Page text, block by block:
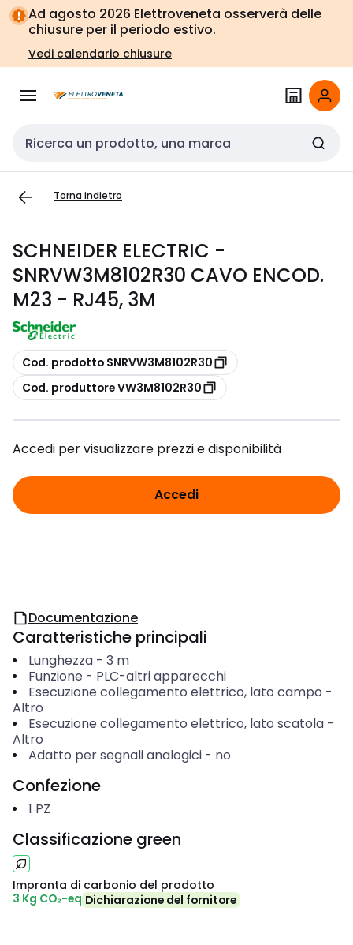
Vai alla
navigazione
Vai
alla
pagina
Ad agosto 2026 Elettroveneta osserverà delle
chiusure per il periodo estivo.
Vedi calendario chiusure
Cerca input
Torna indietro
SCHNEIDER ELECTRIC -
SNRVW3M8102R30 CAVO ENCOD.
M23 - RJ45, 3M
copia
Cod. prodotto SNRVW3M8102R30
copia
Cod. produttore VW3M8102R30
Accedi per visualizzare prezzi e disponibilità
Accedi
Documentazione
Caratteristiche principali
Lunghezza- 3 m
Funzione - PLC-altri apparecchi
Esecuzione collegamento elettrico, lato campo -
Altro
Esecuzione collegamento elettrico, lato scatola-
Altro
Adatto per segnali analogici- no
Confezione
1 PZ
Classificazione green
Impronta di carbonio del prodotto
3 Kg CO₂-eq Dichiarazione del fornitore